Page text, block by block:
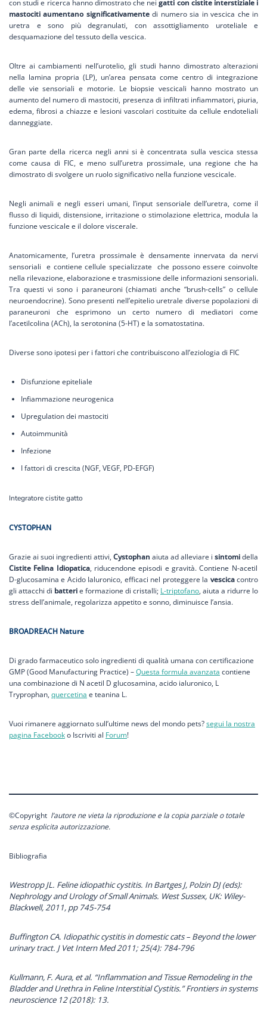
con studi e ricerca hanno dimostrato che neigatti con cistite interstiziale i
mastociti aumentano significativamentedi numero sia in vescica che in
uretra e sono più degranulati, con assottigliamento uroteliale e
desquamazione del tessuto della vescica.
Oltre ai cambiamenti nell’urotelio, gli studi hanno dimostrato alterazioni
nella lamina propria (LP), un’area pensata come centro di integrazione
delle vie sensoriali e motorie. Le biopsie vescicali hanno mostrato un
aumento del numero di mastociti, presenza di infiltrati infiammatori, piuria,
edema, fibrosi a chiazze e lesioni vascolari costituite da cellule endoteliali
danneggiate.
Gran parte della ricerca negli anni si è concentrata sulla vescica stessa
come causa di FIC, e meno sull’uretra prossimale, una regione che ha
dimostrato di svolgere un ruolo significativo nella funzione vescicale.
Negli animali e negli esseri umani, l’input sensoriale dell’uretra, come il
flusso di liquidi, distensione, irritazione o stimolazione elettrica, modula la
funzione vescicale e il dolore viscerale.
Anatomicamente, l’uretra prossimale è densamente innervata da nervi
sensoriali e contiene cellule specializzate che possono essere coinvolte
nella rilevazione, elaborazione e trasmissione delle informazioni sensoriali.
Tra questi vi sono i paraneuroni (chiamati anche “brush-cells” o cellule
neuroendocrine). Sono presenti nell’epitelio uretrale diverse popolazioni di
paraneuroni che esprimono un certo numero di mediatori come
l’acetilcolina (ACh), la serotonina (5-HT) e la somatostatina.
Diverse sono ipotesi per i fattori che contribuiscono all’eziologia di FIC
Disfunzione epiteliale
Infiammazione neurogenica
Upregulation dei mastociti
Autoimmunità
Infezione
I fattori di crescita (NGF, VEGF, PD-EFGF)
Integratore cistite gatto
CYSTOPHAN
Grazie ai suoi ingredienti attivi, Cystophan aiuta ad alleviare i sintomidella
Cistite Felina Idiopatica, riducendone episodi e gravità. Contiene N-acetil
D-glucosamina e Acido Ialuronico, efficaci nel proteggere la vescicacontro
gli attacchi di batterie formazione di cristalli; L-triptofano, aiuta a ridurre lo
stress dell’animale, regolarizza appetito e sonno, diminuisce l’ansia.
BROADREACH Nature
Di grado farmaceutico solo ingredienti di qualità umana con certificazione
GMP (Good Manufacturing Practice) –Questa formula avanzata contiene
una combinazione di N acetil D glucosamina, acido ialuronico, L
Tryprophan, quercetina e teanina L.
Vuoi rimanere aggiornato sull’ultime news del mondo pets?segui la nostra
pagina Facebooko Iscriviti al Forum!
©Copyright l’autore ne vieta la riproduzione e la copia parziale o totale
senza esplicita autorizzazione.
Bibliografia
Westropp JL. Feline idiopathic cystitis. In Bartges J, Polzin DJ (eds):
Nephrology and Urology of Small Animals. West Sussex, UK: Wiley-
Blackwell, 2011, pp 745-754
Buffington CA. Idiopathic cystitis in domestic cats – Beyond the lower
urinary tract. J Vet Intern Med 2011; 25(4): 784-796
Kullmann, F. Aura, et al. “Inflammation and Tissue Remodeling in the
Bladder and Urethra in Feline Interstitial Cystitis.” Frontiers in systems
neuroscience 12 (2018): 13.